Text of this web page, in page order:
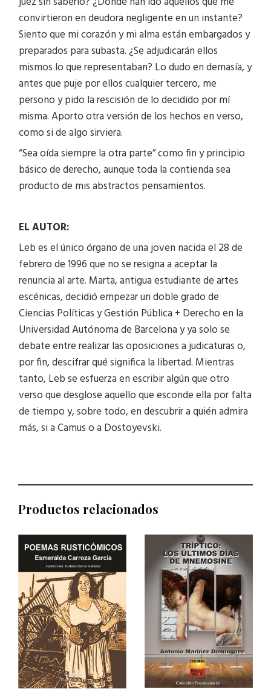
convirtieron en deudora negligente en un instante?
Siento que mi corazón y mi alma están embargados y
preparados para subasta. ¿Se adjudicarán ellos
mismos lo que representaban? Lo dudo en demasía, y
antes que puje por ellos cualquier tercero, me
persono y pido la rescisión de lo decidido por mí
misma. Aporto otra versión de los hechos en verso,
como si de algo sirviera.
“Sea oída siempre la otra parte” como fin y principio
básico de derecho, aunque toda la contienda sea
producto de mis abstractos pensamientos.
EL AUTOR:
Leb es el único órgano de una joven nacida el 28 de
febrero de 1996 que no se resigna a aceptar la
renuncia al arte. Marta, antigua estudiante de artes
escénicas, decidió empezar un doble grado de
Ciencias Políticas y Gestión Pública + Derecho en la
Universidad Autónoma de Barcelona y ya solo se
debate entre realizar las oposiciones a judicaturas o,
por fin, descifrar qué significa la libertad. Mientras
tanto, Leb se esfuerza en escribir algún que otro
verso que desglose aquello que esconde ella por falta
de tiempo y, sobre todo, en descubrir a quién admira
más, si a Camus o a Dostoyevski.
Productos relacionados